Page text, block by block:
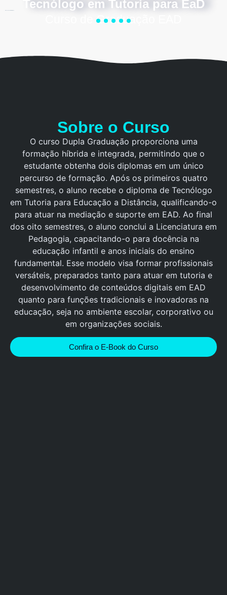
Tecnólogo em Tutoria para EaD
Curso de Graduação EAD
Sobre o Curso
O curso Dupla Graduação proporciona uma
formação híbrida e integrada, permitindo que o
estudante obtenha dois diplomas em um único
percurso de formação. Após os primeiros quatro
semestres, o aluno recebe o diploma de Tecnólogo
em Tutoria para Educação a Distância, qualificando-o
para atuar na mediação e suporte em EAD. Ao final
dos oito semestres, o aluno conclui a Licenciatura em
Pedagogia, capacitando-o para docência na
educação infantil e anos iniciais do ensino
fundamental. Esse modelo visa formar profissionais
versáteis, preparados tanto para atuar em tutoria e
desenvolvimento de conteúdos digitais em EAD
quanto para funções tradicionais e inovadoras na
educação, seja no ambiente escolar, corporativo ou
em organizações sociais.
Confira o E-Book do Curso